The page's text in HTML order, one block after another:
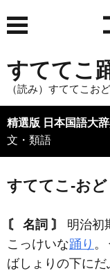
すててこ
（読み）すててこお
精選版 日本国語大
文・類語
すててこ‐おど
〘 名詞 〙 明治初
こっけいな踊り 。
ばしょりの下に